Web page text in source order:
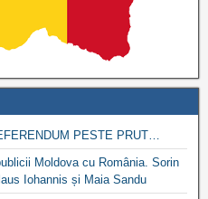
PESTE PRUT…
Moldova cu România. Sorin
Iohannis și Maia Sandu